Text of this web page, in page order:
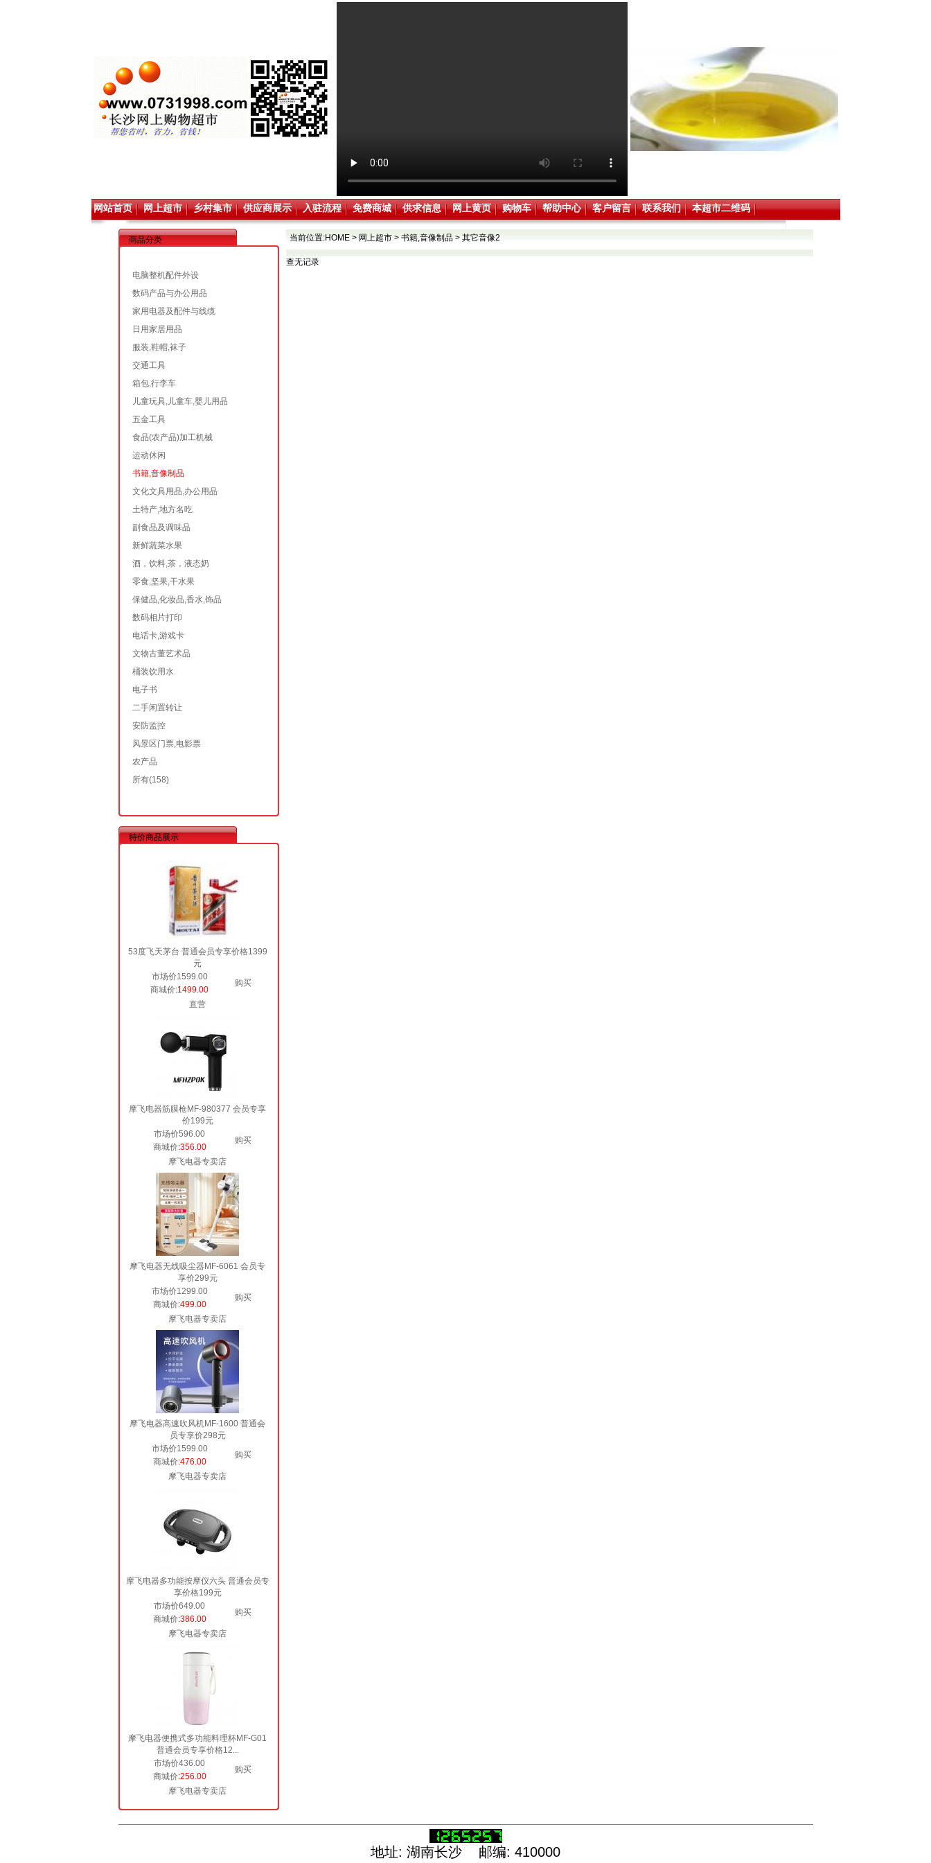
网站首页 网上超市 乡村集市 供应商展示 入驻流程 免费商城 供求信息 网上黄页 购物车 帮助中心 客户留言 联系我们 本超市二维码
商品分类
电脑整机配件外设
数码产品与办公用品
家用电器及配件与线缆
日用家居用品
服装,鞋帽,袜子
交通工具
箱包,行李车
儿童玩具,儿童车,婴儿用品
五金工具
食品(农产品)加工机械
运动休闲
书籍,音像制品
文化文具用品,办公用品
土特产,地方名吃
副食品及调味品
新鲜蔬菜水果
酒，饮料,茶，液态奶
零食,坚果,干水果
保健品,化妆品,香水,饰品
数码相片打印
电话卡,游戏卡
文物古董艺术品
桶装饮用水
电子书
二手闲置转让
安防监控
风景区门票,电影票
农产品
所有(158)
特价商品展示
53度飞天茅台 普通会员专享价格1399
元
市场价1599.00
购买
商城价:1499.00
直营
摩飞电器筋膜枪MF-980377 会员专享
价199元
市场价596.00
购买
商城价:356.00
摩飞电器专卖店
摩飞电器无线吸尘器MF-6061 会员专
享价299元
市场价1299.00
购买
商城价:499.00
摩飞电器专卖店
摩飞电器高速吹风机MF-1600 普通会
员专享价298元
市场价1599.00
购买
商城价:476.00
摩飞电器专卖店
摩飞电器多功能按摩仪六头 普通会员专
享价格199元
市场价649.00
购买
商城价:386.00
摩飞电器专卖店
摩飞电器便携式多功能料理杯MF-G01
普通会员专享价格12...
市场价436.00
购买
商城价:256.00
摩飞电器专卖店
当前位置:HOME> 网上超市> 书籍,音像制品> 其它音像2
查无记录
地址: 湖南长沙 邮编: 410000